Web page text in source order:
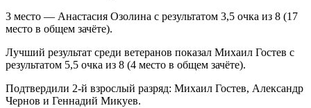
3 место — Анастасия Озолина с результатом 3,5 очка из 8 (17
место в общем зачёте).
Лучший результат среди ветеранов показал Михаил Гостев с
результатом 5,5 очка из 8 (4 место в общем зачёте).
Подтвердили 2-й взрослый разряд: Михаил Гостев, Александр
Чернов и Геннадий Микуев.